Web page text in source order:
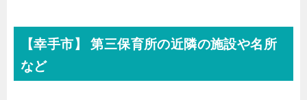
【幸手市】 第三保育所の近隣の施設や名所
など